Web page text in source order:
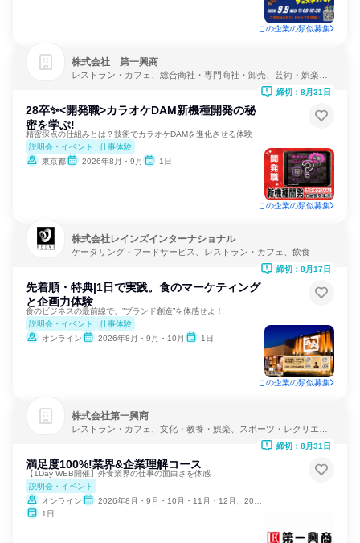
この企業の類似募集
株式会社 第一興商
レストラン・カフェ、総合商社・専門商社・卸売、芸術・娯楽・
28卒✨<開発職>カラオケDAM新機種開発の秘
密を学ぶ!
精密採点の仕組みとは？技術でカラオケDAMを進化させる体験
説明会・イベント
仕事体験
東京都
2026年8月・9月 1日
締切：8月31日
この企業の類似募集
株式会社レインズインターナショナル
ケータリング・フードサービス、レストラン・カフェ、飲食
先着順・特典|1日で実践。食のマーケティング
と企画力体験
食のビジネスの最前線で、”ブランド創造”を体感せよ！
説明会・イベント
仕事体験
オンライン
2026年8月・9月・10月 1日
締切：8月17日
この企業の類似募集
株式会社第一興商
レストラン・カフェ、文化・教養・娯楽、スポーツ・レクリエー
満足度100%!業界&企業理解コース
【1Day WEB開催】外食業界の仕事の面白さを体感
説明会・イベント
オンライン
2026年8月・9月・10月・11月・12月、2027年1月・2月
1日
締切：8月31日